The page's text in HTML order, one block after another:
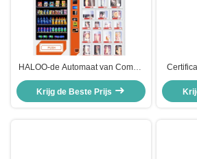
HALOO-de Automaat van Combo
van GeslachtsAutomaten voor
Volwassen Producten
Krijg de Beste Prijs
het